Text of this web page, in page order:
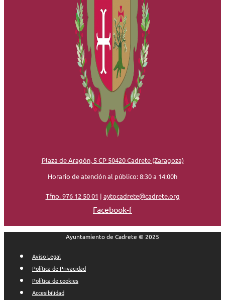
Plaza de Aragón, 5 CP 50420 Cadrete (Zaragoza)
Horario de atención al público: 8:30 a 14:00h
Tfno. 976 12 50 01 | aytocadrete@cadrete.org
Facebook-f
Ayuntamiento de Cadrete © 2025
Aviso Legal
Política de Privacidad
Política de cookies
Accesibilidad